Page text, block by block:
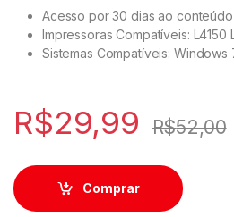
Acesso por 30 dias ao conteúdo
Impressoras Compatíveis: L4150
Sistemas Compatíveis: Windows
R$29,99 R$52,00
Comprar